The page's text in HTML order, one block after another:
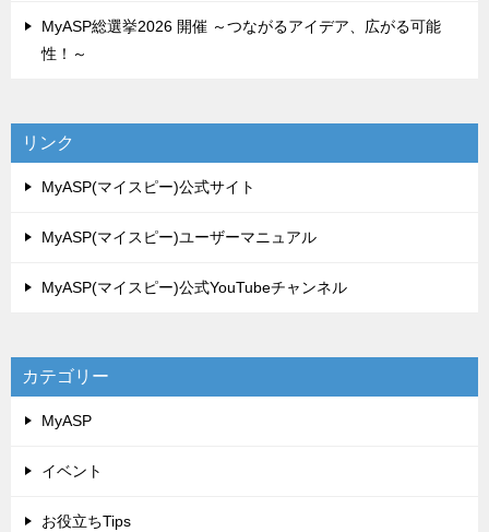
MyASP総選挙2026 開催 ～つながるアイデア、広がる可能
性！～
リンク
MyASP(マイスピー)公式サイト
MyASP(マイスピー)ユーザーマニュアル
MyASP(マイスピー)公式YouTubeチャンネル
カテゴリー
MyASP
イベント
お役立ちTips